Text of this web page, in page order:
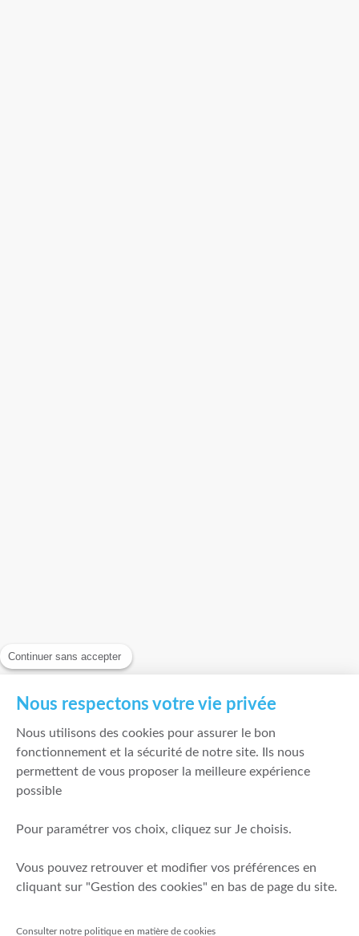
Continuer sans accepter
Nous respectons votre vie privée
Nous utilisons des cookies pour assurer le bon
fonctionnement et la sécurité de notre site. Ils nous
permettent de vous proposer la meilleure expérience
possible
Pour paramétrer vos choix, cliquez sur Je choisis.
Vous pouvez retrouver et modifier vos préférences en
cliquant sur "Gestion des cookies" en bas de page du site.
Consulter notre politique en matière de cookies